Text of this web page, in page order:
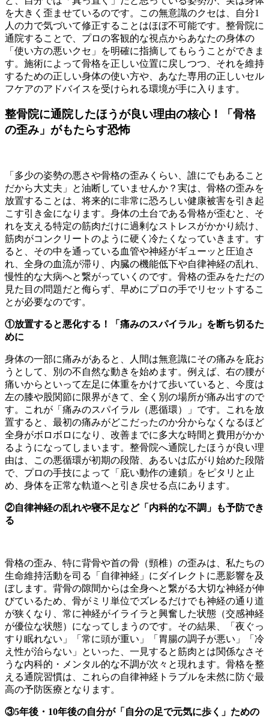
を大きく歪ませているのです。この無意識のクセは、自分1
人の力で気づいて修正することはほぼ不可能です。整骨院に
通院することで、プロの客観的な視点からあなたの身体の
「使い方の悪いクセ」を明確に指摘してもらうことができま
す。施術によって骨格を正しい位置に戻しつつ、それを維持
するための正しい身体の使い方や、あなた専用の正しいセル
フケアのアドバイスを受けられる環境が手に入ります。
整骨院に通院したほうが良い理由の核心！「骨格
の歪み」がもたらす恐怖
「多少の姿勢の悪さや骨格の歪みくらい、誰にでもあること
だから大丈夫」と油断していませんか？実は、骨格の歪みを
放置することは、将来的に非常に恐ろしい健康被害を引き起
こす引き金になります。身体の土台である骨格が歪むと、そ
れを支える特定の筋肉だけに過剰なストレスがかかり続け、
筋肉がコンクリートのように硬く冷たくなっていきます。す
ると、その中を通っている血管や神経がギューッと圧迫さ
れ、全身の血流が滞り、内臓の機能低下や自律神経の乱れ、
慢性的な大病へと繋がっていくのです。骨格の歪みをただの
見た目の問題だと侮らず、早めにプロの手でリセットするこ
とが必要なのです。
①放置すると悪化する！「痛みのスパイラル」を断ち切るた
めに
身体の一部に痛みがあると、人間は無意識にその痛みを庇お
うとして、別の不自然な動きを始めます。例えば、右の腰が
痛いからといって左足に体重をかけて歩いていると、今度は
左の膝や股関節に限界がきて、全く別の場所が痛み出すので
す。これが「痛みのスパイラル（悪循環）」です。これを放
置すると、最初の痛みがどこだったのか分からなくなるほど
全身がボロボロになり、改善までに多大な時間と費用がかか
るようになってしまいます。整骨院へ通院したほうが良い理
由は、この悪循環が初期の段階、あるいは広がり始めた段階
で、プロの手技によって「庇い動作の連鎖」をピタリと止
め、身体を正常な軌道へと引き戻せる点にあります。
②自律神経の乱れや寝不足など「内科的な不調」も予防でき
る
骨格の歪み、特に背骨や首の骨（頸椎）の歪みは、私たちの
生命維持活動を司る「自律神経」にダイレクトに悪影響を及
ぼします。背骨の隙間からは全身へと繋がる大切な神経が伸
びているため、骨がミリ単位でズレるだけでも神経の通り道
が狭くなり、常に神経がイライラと興奮した状態（交感神経
が優位な状態）になってしまうのです。その結果、「夜ぐっ
すり眠れない」「常に頭が重い」「胃腸の調子が悪い」「冷
え性が治らない」といった、一見すると筋肉とは関係なさそ
うな内科的・メンタル的な不調が次々と現れます。骨格を整
える通院習慣は、これらの自律神経トラブルを未然に防ぐ最
高の予防医療となります。
③5年後・10年後の自分が「自分の足で元気に歩く」ための